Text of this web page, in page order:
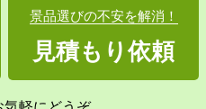
景品選びの不安を解消！
見積もり依頼